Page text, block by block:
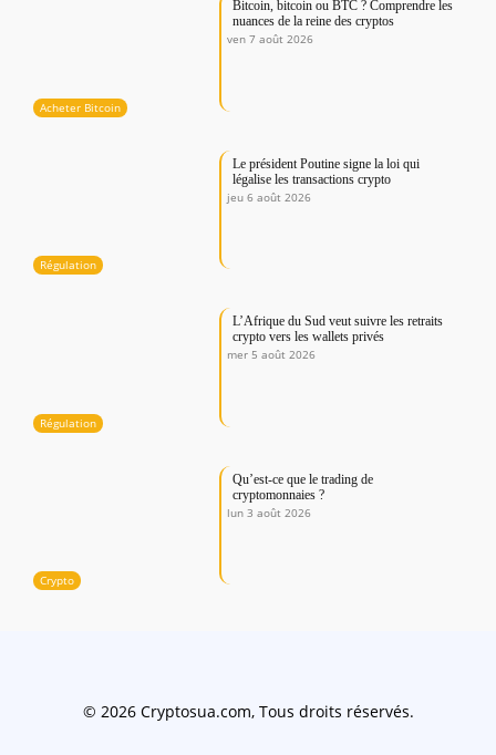
Acheter Bitcoin
Bitcoin, bitcoin ou BTC ? Comprendre les
nuances de la reine des cryptos
ven 7 août 2026
Régulation
Le président Poutine signe la loi qui
légalise les transactions crypto
jeu 6 août 2026
Régulation
L’Afrique du Sud veut suivre les retraits
crypto vers les wallets privés
mer 5 août 2026
Crypto
Qu’est-ce que le trading de
cryptomonnaies ?
lun 3 août 2026
© 2026 Cryptosua.com, Tous droits réservés.